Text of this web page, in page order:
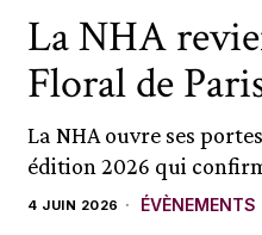
La NHA
Floral de
La NHA ouvre ses
édition 2026 qui
4 JUIN 2026 ÉVÈNEMENTS